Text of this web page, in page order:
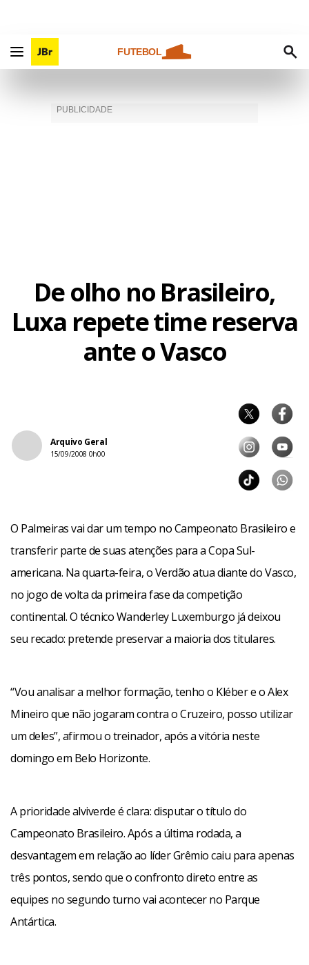
FUTEBOL
De olho no Brasileiro,
Luxa repete time reserva
ante o Vasco
Arquivo Geral
15/09/2008 0h00
O Palmeiras vai dar um tempo no Campeonato Brasileiro e
transferir parte de suas atenções para a Copa Sul-
americana. Na quarta-feira, o Verdão atua diante do Vasco,
no jogo de volta da primeira fase da competição
continental. O técnico Wanderley Luxemburgo já deixou
seu recado: pretende preservar a maioria dos titulares.
“Vou analisar a melhor formação, tenho o Kléber e o Alex
Mineiro que não jogaram contra o Cruzeiro, posso utilizar
um deles”, afirmou o treinador, após a vitória neste
domingo em Belo Horizonte.
A prioridade alviverde é clara: disputar o título do
Campeonato Brasileiro. Após a última rodada, a
desvantagem em relação ao líder Grêmio caiu para apenas
três pontos, sendo que o confronto direto entre as
equipes no segundo turno vai acontecer no Parque
Antártica.